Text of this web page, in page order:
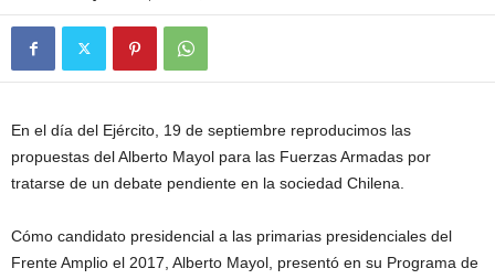
En el día del Ejército, 19 de septiembre reproducimos las
propuestas del Alberto Mayol para las Fuerzas Armadas por
tratarse de un debate pendiente en la sociedad Chilena.
Cómo candidato presidencial a las primarias presidenciales del
Frente Amplio el 2017, Alberto Mayol, presentó en su Programa de